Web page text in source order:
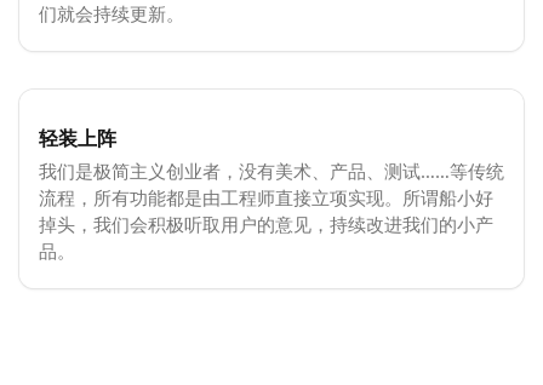
们就会持续更新。
轻装上阵
我们是极简主义创业者，没有美术、产品、测试……等传统
流程，所有功能都是由工程师直接立项实现。所谓船小好
掉头，我们会积极听取用户的意见，持续改进我们的小产
品。